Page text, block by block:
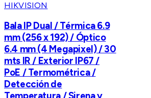
HIKVISION
Bala IP Dual / Térmica 6.9
mm (256 x 192) / Óptico
6.4 mm (4 Megapixel) / 30
mts IR / Exterior IP67 /
PoE / Termométrica /
Detección de
Temperatura / Sirena y